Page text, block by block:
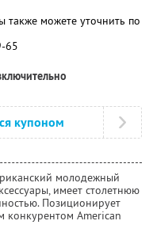
можете уточнить по
65
купоном
молодежный
имеет столетнюю
Позиционирует
конкурентом American